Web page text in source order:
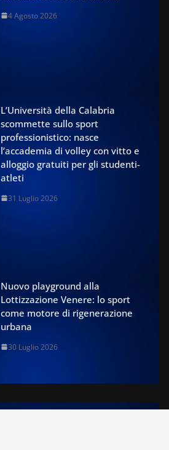
4 Agosto 2026
L’Università della Calabria
scommette sullo sport
professionistico: nasce
l’accademia di volley con vitto e
alloggio gratuiti per gli studenti-
atleti
31 Luglio 2026
Nuovo playground alla
Lottizzazione Venere: lo sport
come motore di rigenerazione
urbana
30 Luglio 2026